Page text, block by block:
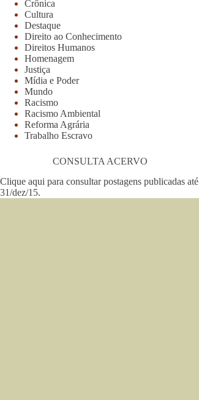
Crônica
Cultura
Destaque
Direito ao Conhecimento
Direitos Humanos
Homenagem
Justiça
Mídia e Poder
Mundo
Racismo
Racismo Ambiental
Reforma Agrária
Trabalho Escravo
CONSULTA ACERVO
Clique aqui para consultar postagens publicadas até
31/dez/15.